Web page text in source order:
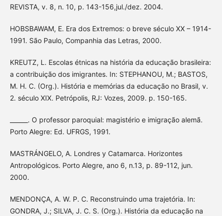
REVISTA, v. 8, n. 10, p. 143-156,jul./dez. 2004.
HOBSBAWAM, E. Era dos Extremos: o breve século XX – 1914-
1991. São Paulo, Companhia das Letras, 2000.
KREUTZ, L. Escolas étnicas na história da educação brasileira:
a contribuição dos imigrantes. In: STEPHANOU, M.; BASTOS,
M. H. C. (Org.). História e memórias da educação no Brasil, v.
2. século XIX. Petrópolis, RJ: Vozes, 2009. p. 150-165.
______. O professor paroquial: magistério e imigração alemã.
Porto Alegre: Ed. UFRGS, 1991.
MASTRÁNGELO, A. Londres y Catamarca. Horizontes
Antropológicos. Porto Alegre, ano 6, n.13, p. 89-112, jun.
2000.
MENDONÇA, A. W. P. C. Reconstruindo uma trajetória. In:
GONDRA, J.; SILVA, J. C. S. (Org.). História da educação na